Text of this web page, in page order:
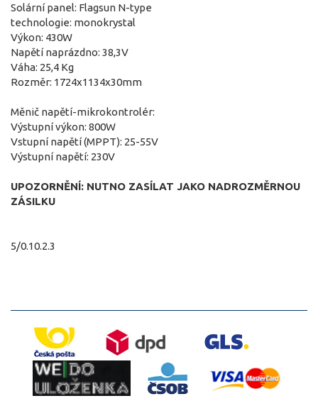
Solární panel: Flagsun N-type
technologie: monokrystal
Výkon: 430W
Napětí naprázdno: 38,3V
Váha: 25,4 Kg
Rozměr: 1724x1134x30mm
Měnič napětí-mikrokontrolér:
Výstupní výkon: 800W
Vstupní napětí (MPPT): 25-55V
Výstupní napětí: 230V
UPOZORNĚNÍ: NUTNO ZASÍLAT JAKO NADROZMĚRNOU
ZÁSILKU
5/0.10.2.3